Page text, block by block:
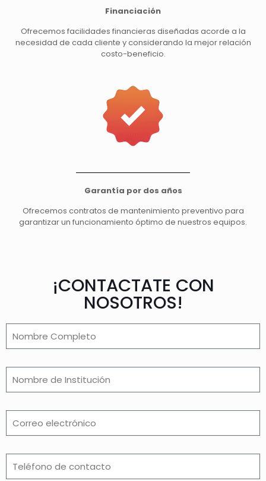
Financiación
Ofrecemos facilidades financieras diseñadas acorde a la
necesidad de cada cliente y considerando la mejor relación
costo-beneficio.
Garantía por dos años
Ofrecemos contratos de mantenimiento preventivo para
garantizar un funcionamiento óptimo de nuestros equipos.
¡CONTACTATE CON
NOSOTROS!